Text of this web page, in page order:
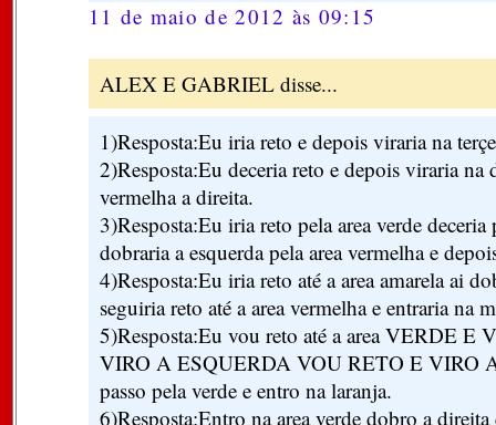
11 de maio de 2012 às 09:15
ALEX E GABRIEL disse...
1)Resposta:Eu iria reto e depois viraria na
2)Resposta:Eu deceria reto e depois viraria na
vermelha a direita.
3)Resposta:Eu iria reto pela area verde deceria
dobraria a esquerda pela area vermelha e
4)Resposta:Eu iria reto até a area amarela ai
seguiria reto até a area vermelha e entraria na
5)Resposta:Eu vou reto até a area VERDE
VIRO A ESQUERDA VOU RETO E VIRO
passo pela verde e entro na laranja.
6)Resposta:Entro na area verde dobro a